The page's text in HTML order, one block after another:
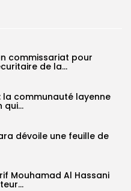
commissariat pour
de la...
la communauté layenne
dévoile une feuille de
Mouhamad Al Hassani